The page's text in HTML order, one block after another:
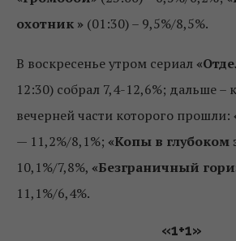
охотник » (01:30) – 9,5%/8,5%.
В воскресенье утром сериал
12:30) собрал 7,4-12,6%; дальше –
вечерней части которого прошли:
— 11,2%/8,1%; «Копы в глубоком
10,1%/7,8%, «Безграничный
11,1%/6,4%.
«1+1»